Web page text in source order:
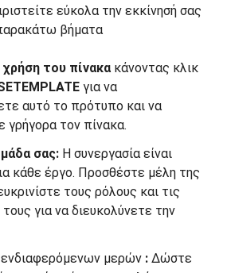
εύκολα την εκκίνησή σας
βήματα
του πίνακα κάνοντας κλικ
για να
αυτό το πρότυπο και να
γρήγορα τον πίνακα.
σας: Η συνεργασία είναι
κάθε έργο. Προσθέστε μέλη της
τους ρόλους και τις
για να διευκολύνετε την
μερών : Δώστε